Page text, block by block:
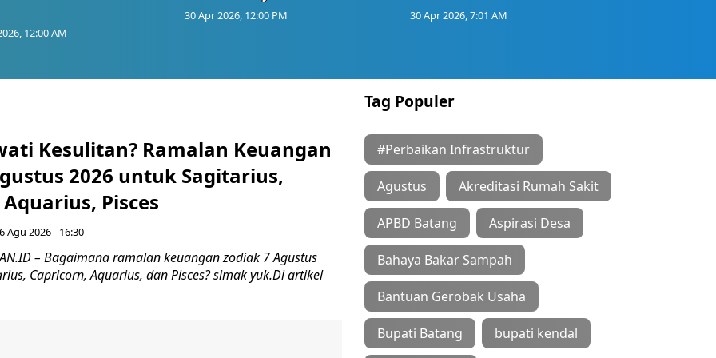
12:00 AM
30 Apr 2026, 12:00 PM 30 Apr 2026, 7:01 AM
Kesulitan? Ramalan Keuangan
2026 untuk Sagitarius,
Pisces
Agu 2026 - 16:30
– Bagaimana ramalan keuangan zodiak 7 Agustus
Capricorn, Aquarius, dan Pisces? simak yuk.Di artikel
Tag Populer
#Perbaikan Infrastruktur
Agustus Akreditasi Rumah Sakit
APBD Batang Aspirasi Desa
Bahaya Bakar Sampah
Bantuan Gerobak Usaha
Bupati Batang bupati kendal